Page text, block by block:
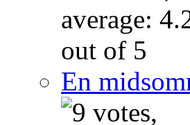
En